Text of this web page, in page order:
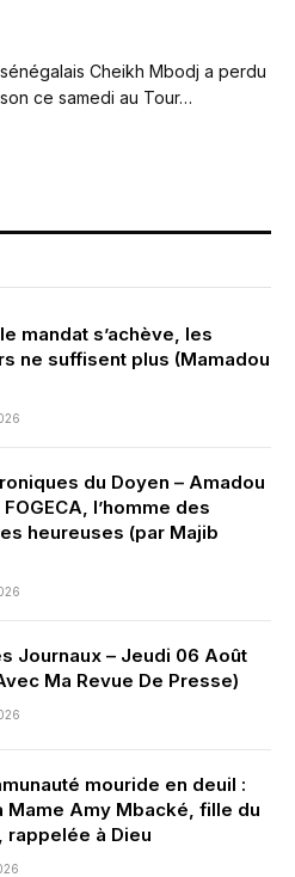
Cheikh Mbodj a perdu
ce samedi au Tour…
mandat s’achève, les
ne suffisent plus (Mamadou
du Doyen – Amadou
l’homme des
heureuses (par Majib
Journaux – Jeudi 06 Août
Ma Revue De Presse)
mouride en deuil :
Mame Amy Mbacké, fille du
rappelée à Dieu